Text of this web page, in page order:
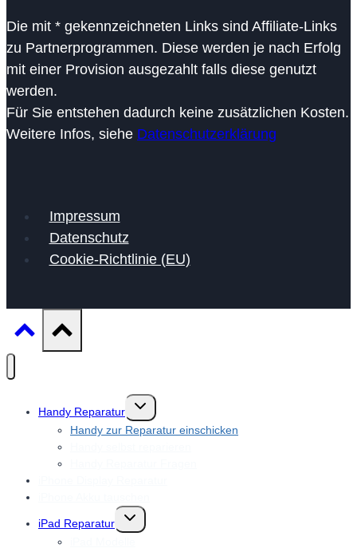
Die mit * gekennzeichneten Links sind Affiliate-Links
zu Partnerprogrammen. Diese werden je nach Erfolg
mit einer Provision ausgezahlt falls diese genutzt
werden.
Für Sie entstehen dadurch keine zusätzlichen Kosten.
Weitere Infos, siehe Datenschutzerklärung
Impressum
Datenschutz
Cookie-Richtlinie (EU)
Handy Reparatur
Untermenü
umschalten
Handy zur Reparatur einschicken
iPad Reparatur
Untermenü
umschalten